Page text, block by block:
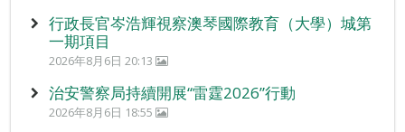
行政長官岑浩輝視察澳琴國際教育（大學）城第
一期項目
2026年8月6日 20:13
治安警察局持續開展“雷霆2026”行動
2026年8月6日 18:55